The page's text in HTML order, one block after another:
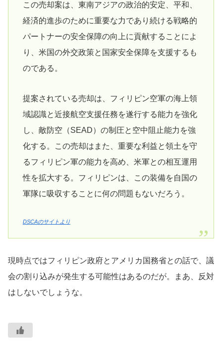
この売却案は、東南アジアの政治的安定、平和、
経済的進歩のために重要な力であり続ける戦略的
パートナーの安全保障の向上に貢献することによ
り、米国の外交政策と国家安全保障を支援するも
のである。
提案されている売却は、フィリピン空軍の海上領
域認識と近接航空支援任務を遂行する能力を強化
し、敵防空（SEAD）の制圧と空中阻止能力を強
化する。この売却はまた、重要な利益と領土を守
るフィリピン軍の能力を高め、米軍との相互運用
性を拡大する。フィリピンは、この装備を自国の
軍隊に吸収することに何の問題もないだろう。
DSCAのサイトより
現時点ではフィリピン政府とアメリカ国務省との話で、議
会の割り込みが発生する可能性はあるのだが。まあ、反対
はしないでしょうな。